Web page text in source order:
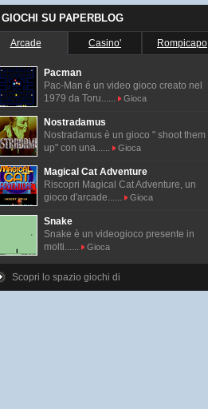
I GIOCHI SU PAPERBLOG
Arcade Casino' Rompicapo
Pacman
Pac-Man é un video gioco creato nel
1979 da Toru......
Gioca
Nostradamus
Nostradamus è un gioco " shoot them
up" con una......
Gioca
Magical Cat Adventure
Riscopri Magical Cat Adventure, un
gioco d'arcade......
Gioca
Snake
Snake è un videogioco presente in
molti......
Gioca
Scopri lo spazio giochi di